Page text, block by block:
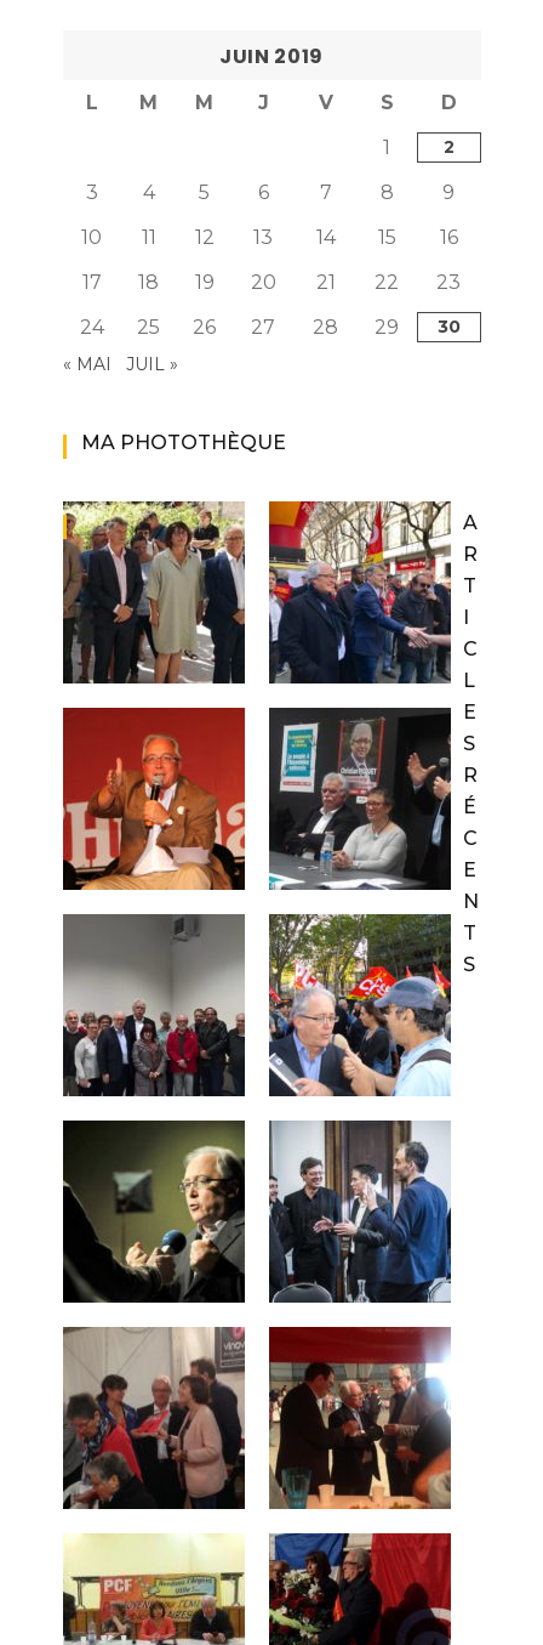
JUIN 2019
L M M J V S
D
1
2
3 4 5 6 7 8
9
10
11 12 13 14 15
16
17
18 19 20 21 22
23
24
25 26 27 28 29
30
« MAI
JUIL »
MA PHOTOTHÈQUE
A
R
T
I
C
L
E
S
R
É
C
E
N
T
S